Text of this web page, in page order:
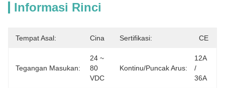
Informasi Rinci
Tempat Asal: Cina Sertifikasi: CE
Tegangan Masukan:
24 ~
80
VDC
Kontinu/puncak Arus:
12A
/
36A